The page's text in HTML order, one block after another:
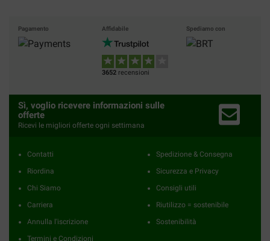
Pagamento Affidabile
3652 recensioni
Spediamo con
Sì, voglio ricevere informazioni sulle
offerte
Ricevi le migliori offerte ogni settimana
Contatti
Riordina
Chi Siamo
Carriera
Annulla l'iscrizione
Termini e Condizioni
Spedizione & Consegna
Sicurezza e Privacy
Consigli utili
Riutilizzo = sostenibile
Sostenibilità